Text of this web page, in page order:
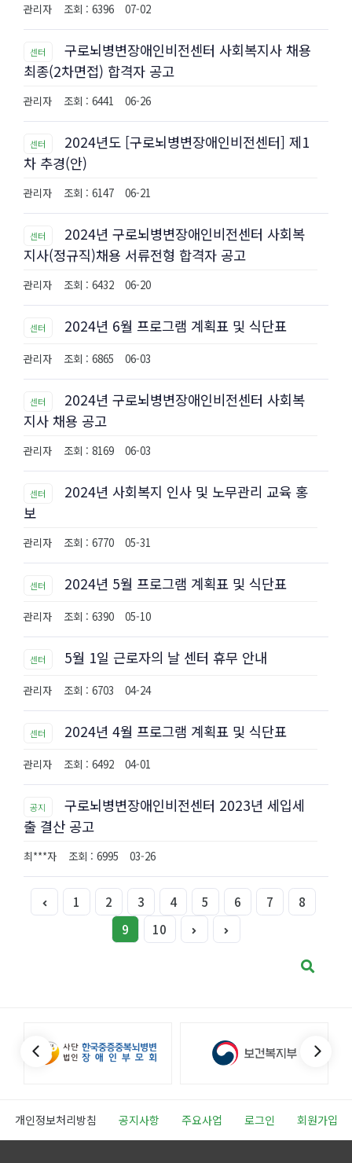
관리자 조회 : 6396 07-02
센터
구로뇌병변장애인비전센터 사회복지사 채용
최종(2차면접) 합격자 공고
관리자 조회 : 6441 06-26
센터
2024년도 [구로뇌병변장애인비전센터] 제1
차 추경(안)
관리자 조회 : 6147 06-21
센터
2024년 구로뇌병변장애인비전센터 사회복
지사(정규직)채용 서류전형 합격자 공고
관리자 조회 : 6432 06-20
센터 2024년 6월 프로그램 계획표 및 식단표
관리자 조회 : 6865 06-03
센터
2024년 구로뇌병변장애인비전센터 사회복
지사 채용 공고
관리자 조회 : 8169 06-03
센터
2024년 사회복지 인사 및 노무관리 교육 홍
보
관리자 조회 : 6770 05-31
센터 2024년 5월 프로그램 계획표 및 식단표
관리자 조회 : 6390 05-10
센터 5월 1일 근로자의 날 센터 휴무 안내
관리자 조회 : 6703 04-24
센터 2024년 4월 프로그램 계획표 및 식단표
관리자 조회 : 6492 04-01
공지
구로뇌병변장애인비전센터 2023년 세입세
출 결산 공고
최***자 조회 : 6995 03-26
1 2 3 4 5 6 7
8
9
10
개인정보처리방침 공지사항 주요사업 로그인 회원가입